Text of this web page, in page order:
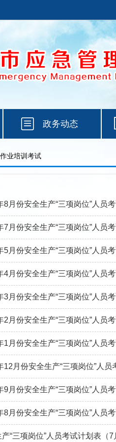
政务动态
业培训考试
8月份安全生产“三项岗位”人员
7月份安全生产“三项岗位”人员
5月份安全生产“三项岗位”人员
4月份安全生产“三项岗位”人员
3月份安全生产“三项岗位”人员
2月份安全生产“三项岗位”人员
1月份安全生产“三项岗位”人员
12月份安全生产“三项岗位”人员
9月份安全生产“三项岗位”人员
8月份安全生产“三项岗位”人员
“三项岗位”人员考试计划表（7